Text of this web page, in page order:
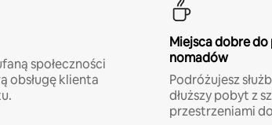
społeczności
obsługę klienta
Miejsca dobre
nomadów
Podróżujesz
dłuższy pobyt z
przestrzeniami